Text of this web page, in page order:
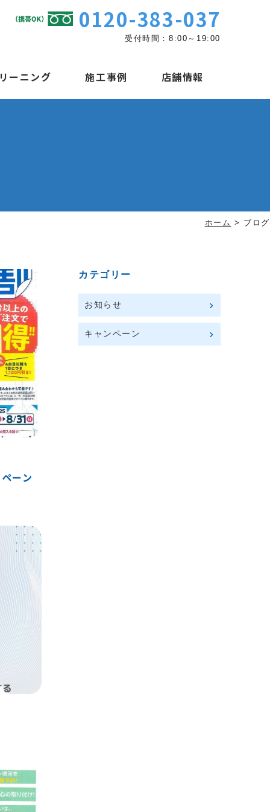
0120-383-037
受付時間：8:00～19:00
ーニング 施工事例 店舗情報
ホーム > ブログ
ーン
カテゴリー
お知らせ
キャンペーン